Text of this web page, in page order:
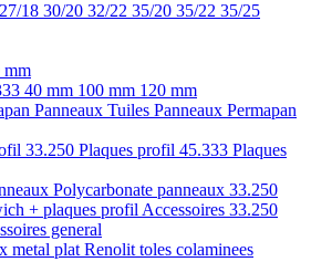
27/18 30/20 32/22 35/20 35/22 35/25
mm
40 mm 100 mm 120 mm
Panneaux Tuiles Panneaux Permapan
33.250 Plaques profil 45.333 Plaques
Polycarbonate panneaux 33.250
+ plaques profil Accessoires 33.250
general
metal plat Renolit toles colaminees